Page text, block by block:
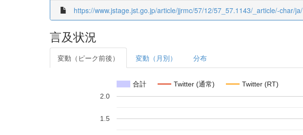
https://www.jstage.jst.go.jp/article/jjrmc/57/12/57_57.1143/_article/-char/ja/
言及状況
変動（ピーク前後） 変動（月別） 分布
合計 Twitter (通常) Twitter (RT)
1.5
2.0